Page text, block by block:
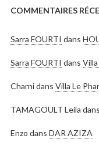
COMMENTAIRES
Sarra FOURTI dans
Sarra FOURTI dans
Charnidans Villa Le
TAMAGOULT Leila dans
Enzo dans DAR AZIZA